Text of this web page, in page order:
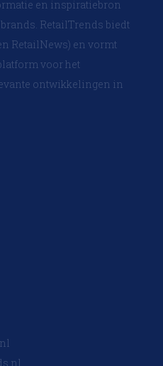
en inspiratiebron
RetailTrends biedt
RetailNews) en vormt
voor het
ontwikkelingen in